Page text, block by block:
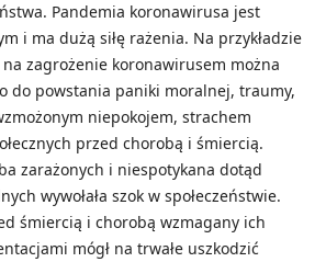
Pandemia koronawirusa jest
i ma dużą siłę rażenia. Na przykładzie
na zagrożenie koronawirusem można
do powstania paniki moralnej, traumy,
niepokojem, strachem
przed chorobą i śmiercią.
zarażonych i niespotykana dotąd
wywołała szok w społeczeństwie.
śmiercią i chorobą wzmagany ich
mógł na trwałe uszkodzić